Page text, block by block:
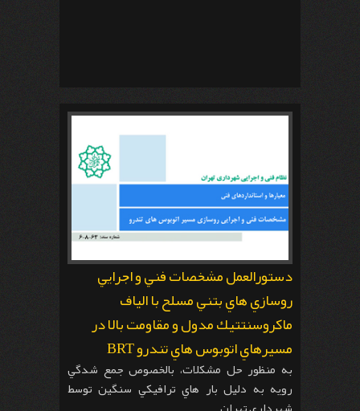
دستورالعمل مشخصات فني و اجرايي
روسازي هاي بتني مسلح با الياف
ماكروسنتتيك مدول و مقاومت بالا در
مسيرهاي اتوبوس هاي تندرو BRT
به منظور حل مشكلات، بالخصوص جمع شدگي
رويه به دليل بار هاي ترافيكي سنگين توسط